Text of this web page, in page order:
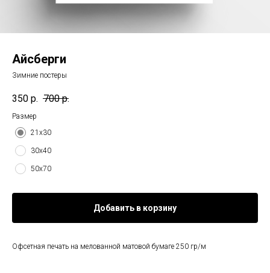
Айсберги
Зимние постеры
350 р. 700 р.
Размер
21х30
30х40
50х70
Добавить в корзину
Офсетная печать на мелованной матовой бумаге 250 гр/м